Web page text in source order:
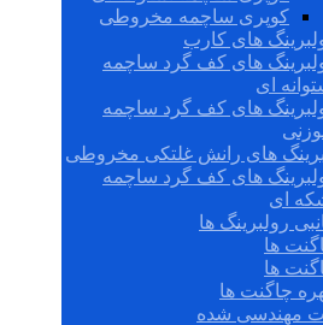
کوپری ساچمه مخروطی
های کارب
های کف گرد ساچمه
ای
های کف گرد ساچمه
های رانش غلتکی مخروطی
های کف گرد ساچمه
ای
رولبرینگ ها
ها
ها
چاگنت ها
مهندسی شده